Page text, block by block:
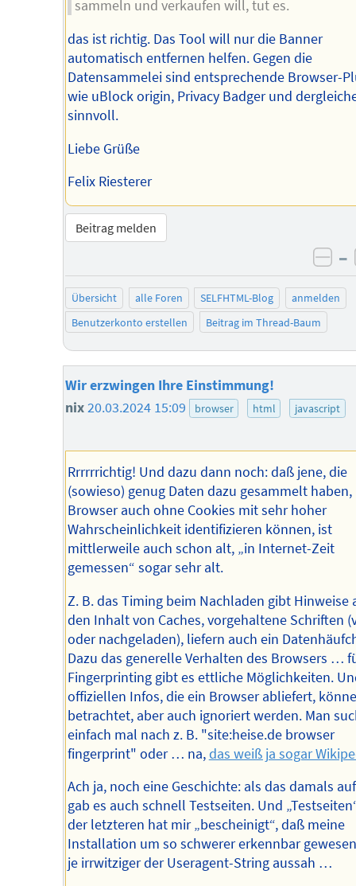
sammeln und verkaufen will, tut es.
das ist richtig. Das Tool will nur die Banner
automatisch entfernen helfen. Gegen die
Datensammelei sind entsprechende Browser-
wie uBlock origin, Privacy Badger und
sinnvoll.
Liebe Grüße
Felix Riesterer
Beitrag melden
–
Übersicht alle Foren SELFHTML-Blog
anmelden
Benutzerkonto erstellen
Beitrag im Thread-Baum
Wir erzwingen Ihre Einstimmung!
nix20.03.2024 15:09 browser html javascript
Rrrrrrichtig! Und dazu dann noch: daß jene, die
(sowieso) genug Daten dazu gesammelt haben,
Browser auch ohne Cookies mit sehr hoher
Wahrscheinlichkeit identifizieren können, ist
mittlerweile auch schon alt, „in Internet-Zeit
gemessen“ sogar sehr alt.
Z. B. das Timing beim Nachladen gibt Hinweise
den Inhalt von Caches, vorgehaltene Schriften
oder nachgeladen), liefern auch ein
Dazu das generelle Verhalten des Browsers …
Fingerprinting gibt es ettliche Möglichkeiten.
offiziellen Infos, die ein Browser abliefert,
betrachtet, aber auch ignoriert werden. Man
einfach mal nach z. B. "site:heise.de browser
fingerprint" oder … na,das weiß ja sogar
Ach ja, noch eine Geschichte: als das damals
gab es auch schnell Testseiten. Und
der letzteren hat mir „bescheinigt“, daß meine
Installation um so schwerer erkennbar
je irrwitziger der Useragent-String aussah …